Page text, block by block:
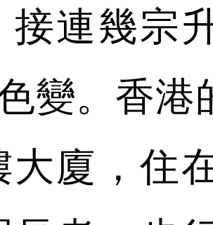
幾宗升
變。香港
大廈，住